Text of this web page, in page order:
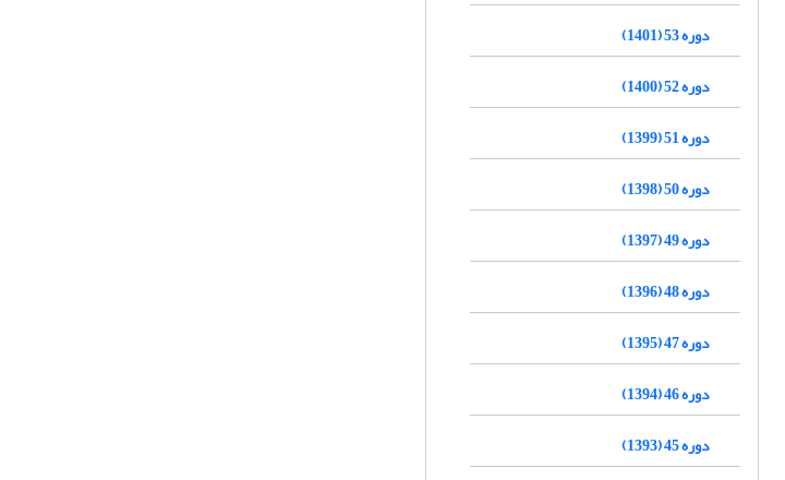
دوره 53 (1401)
دوره 52 (1400)
دوره 51 (1399)
دوره 50 (1398)
دوره 49 (1397)
دوره 48 (1396)
دوره 47 (1395)
دوره 46 (1394)
دوره 45 (1393)